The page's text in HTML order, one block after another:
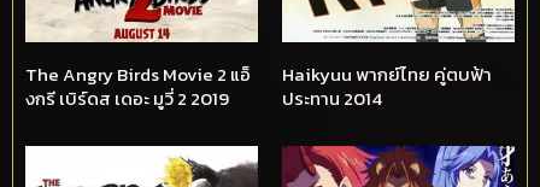
The Angry Birds Movie 2 แอ็
งกรี เบิร์ดส เดอะ มูวี่ 2 2019
Haikyuu พากย์ไทย คู่ตบฟ้า
ประทาน 2014